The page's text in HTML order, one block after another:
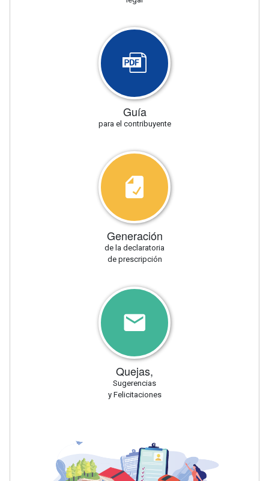
Guía
para el contribuyente
Generación
de la declaratoria
de prescripción
Quejas,
Sugerencias
y Felicitaciones